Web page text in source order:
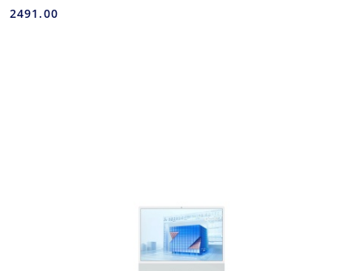
Cena:
2491.00